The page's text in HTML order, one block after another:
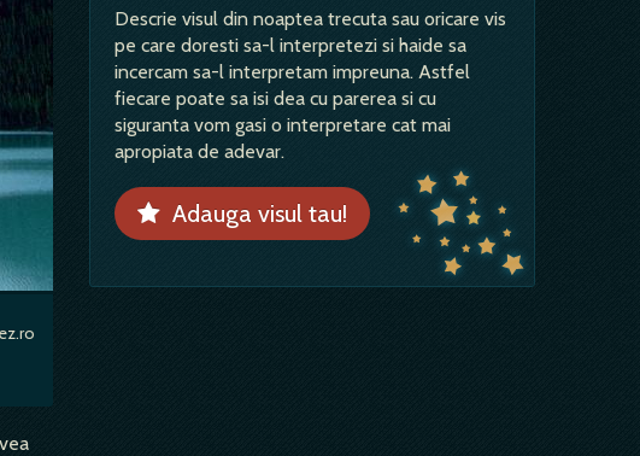
Descrie visul din noaptea trecuta sau oricare vis
pe care doresti sa-l interpretezi si haide sa
incercam sa-l interpretam impreuna. Astfel
fiecare poate sa isi dea cu parerea si cu
siguranta vom gasi o interpretare cat mai
apropiata de adevar.
Adauga visul tau!